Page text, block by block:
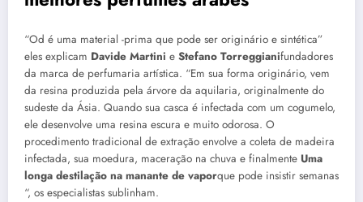
“Od é uma material -prima que pode ser originário e sintética”
eles explicam Davide Martini e Stefano Torreggianifundadores
da marca de perfumaria artística. “Em sua forma originário, vem
da resina produzida pela árvore da aquilaria, originalmente do
sudeste da Ásia. Quando sua casca é infectada com um cogumelo,
ele desenvolve uma resina escura e muito odorosa. O
procedimento tradicional de extração envolve a coleta de madeira
infectada, sua moedura, maceração na chuva e finalmente Uma
longa destilação na manante de vaporque pode insistir semanas
“, os especialistas sublinham.